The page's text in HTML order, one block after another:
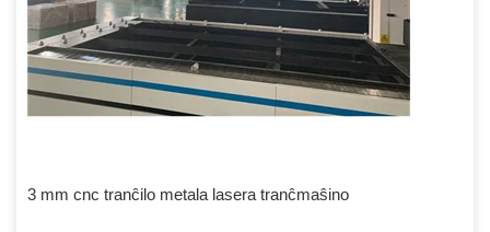
3 mm cnc tranĉilo metala lasera tranĉmaŝino